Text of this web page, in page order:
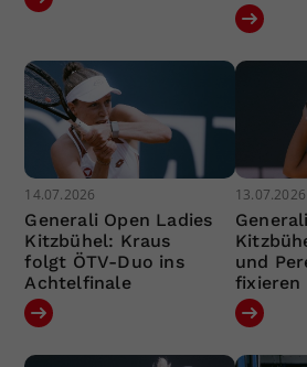
14.07.2026
Generali Open Ladies
Kitzbühel: Kraus
folgt ÖTV-Duo ins
Achtelfinale
13.07.2026
und
fixieren